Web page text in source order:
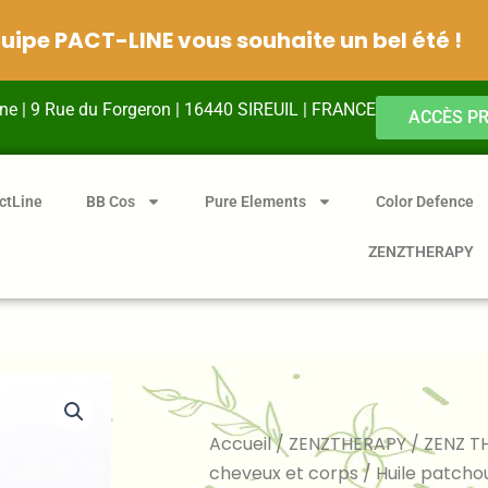
| 9 Rue du Forgeron | 16440 SIREUIL | FRANCE ACCÈS
BB Cos Pure Elements Color Defence
ZENZTHERAPY
Accueil/ZENZTHERAPY/ZENZ
cheveux et corps/ Huile
PACT-LINE vous souhaite un bel été !